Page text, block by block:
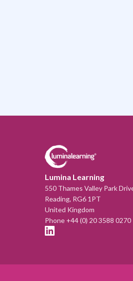
Lumina Learning
550 Thames Valley Park
Reading, RG6 1PT
United Kingdom
Phone +44 (0) 20 3588 0270